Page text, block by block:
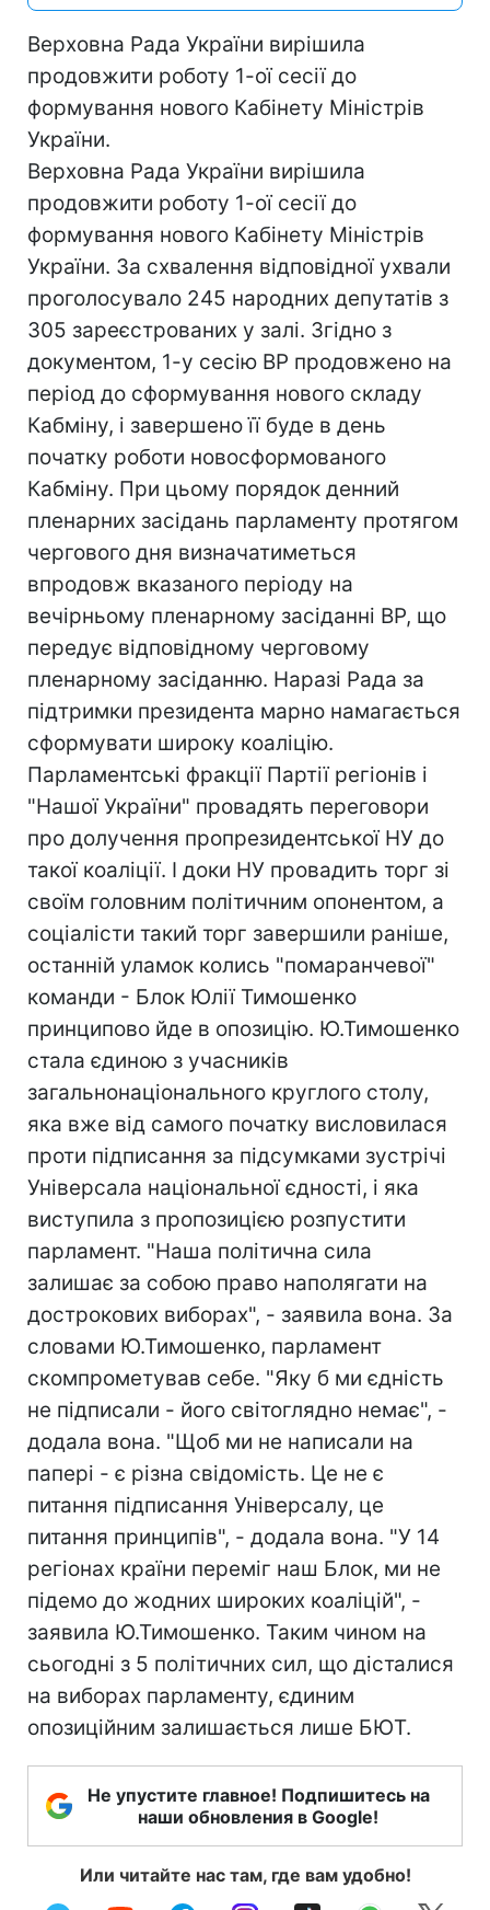
Верховна Рада України вирішила
продовжити роботу 1-ої сесії до
формування нового Кабінету Міністрів
України.
Верховна Рада України вирішила
продовжити роботу 1-ої сесії до
формування нового Кабінету Міністрів
України. За схвалення відповідної ухвали
проголосувало 245 народних депутатів з
305 зареєстрованих у залі. Згідно з
документом, 1-у сесію ВР продовжено на
період до сформування нового складу
Кабміну, і завершено її буде в день
початку роботи новосформованого
Кабміну. При цьому порядок денний
пленарних засідань парламенту протягом
чергового дня визначатиметься
впродовж вказаного періоду на
вечірньому пленарному засіданні ВР, що
передує відповідному черговому
пленарному засіданню. Наразі Рада за
підтримки президента марно намагається
сформувати широку коаліцію.
Парламентські фракції Партії регіонів і
"Нашої України" провадять переговори
про долучення пропрезидентської НУ до
такої коаліції. І доки НУ провадить торг зі
своїм головним політичним опонентом, а
соціалісти такий торг завершили раніше,
останній уламок колись "помаранчевої"
команди - Блок Юлії Тимошенко
принципово йде в опозицію. Ю.Тимошенко
стала єдиною з учасників
загальнонаціонального круглого столу,
яка вже від самого початку висловилася
проти підписання за підсумками зустрічі
Універсала національної єдності, і яка
виступила з пропозицією розпустити
парламент. "Наша політична сила
залишає за собою право наполягати на
дострокових виборах", - заявила вона. За
словами Ю.Тимошенко, парламент
скомпрометував себе. "Яку б ми єдність
не підписали - його світоглядно немає", -
додала вона. "Щоб ми не написали на
папері - є різна свідомість. Це не є
питання підписання Універсалу, це
питання принципів", - додала вона. "У 14
регіонах країни переміг наш Блок, ми не
підемо до жодних широких коаліцій", -
заявила Ю.Тимошенко. Таким чином на
сьогодні з 5 політичних сил, що дісталися
на виборах парламенту, єдиним
опозиційним залишається лише БЮТ.
Не упустите главное! Подпишитесь на
наши обновления в Google!
Или читайте нас там, где вам удобно!